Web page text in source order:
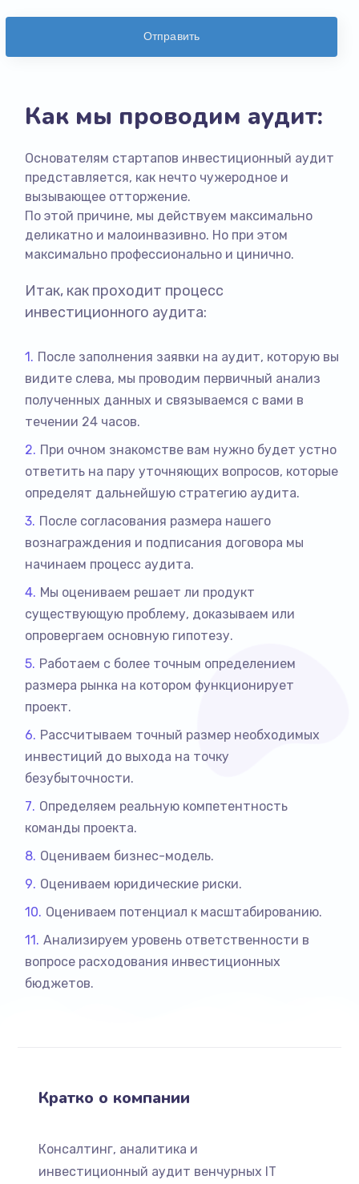
Отправить
Как мы проводим аудит:
Основателям стартапов инвестиционный аудит
представляется, как нечто чужеродное и
вызывающее отторжение.
По этой причине, мы действуем максимально
деликатно и малоинвазивно. Но при этом
максимально профессионально и цинично.
Итак, как проходит процесс
инвестиционного аудита:
После заполнения заявки на аудит, которую вы
видите слева, мы проводим первичный анализ
полученных данных и связываемся с вами в
течении 24 часов.
При очном знакомстве вам нужно будет устно
ответить на пару уточняющих вопросов, которые
определят дальнейшую стратегию аудита.
После согласования размера нашего
вознаграждения и подписания договора мы
начинаем процесс аудита.
Мы оцениваем решает ли продукт
существующую проблему, доказываем или
опровергаем основную гипотезу.
Работаем с более точным определением
размера рынка на котором функционирует
проект.
Рассчитываем точный размер необходимых
инвестиций до выхода на точку
безубыточности.
Определяем реальную компетентность
команды проекта.
Оцениваем бизнес-модель.
Оцениваем юридические риски.
Оцениваем потенциал к масштабированию.
Анализируем уровень ответственности в
вопросе расходования инвестиционных
бюджетов.
Кратко о компании
Консалтинг, аналитика и
инвестиционный аудит венчурных IT